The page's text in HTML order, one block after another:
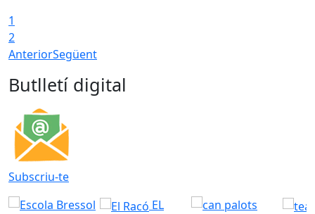
1
2
AnteriorSegüent
Butlletí digital
Subscriu-te
EL